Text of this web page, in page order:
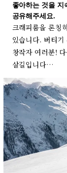
좋아하는 것을 지
공유해주세요.
크래피룸을 론칭
있습니다. 버티
창작자 여러분!
살길입니다…